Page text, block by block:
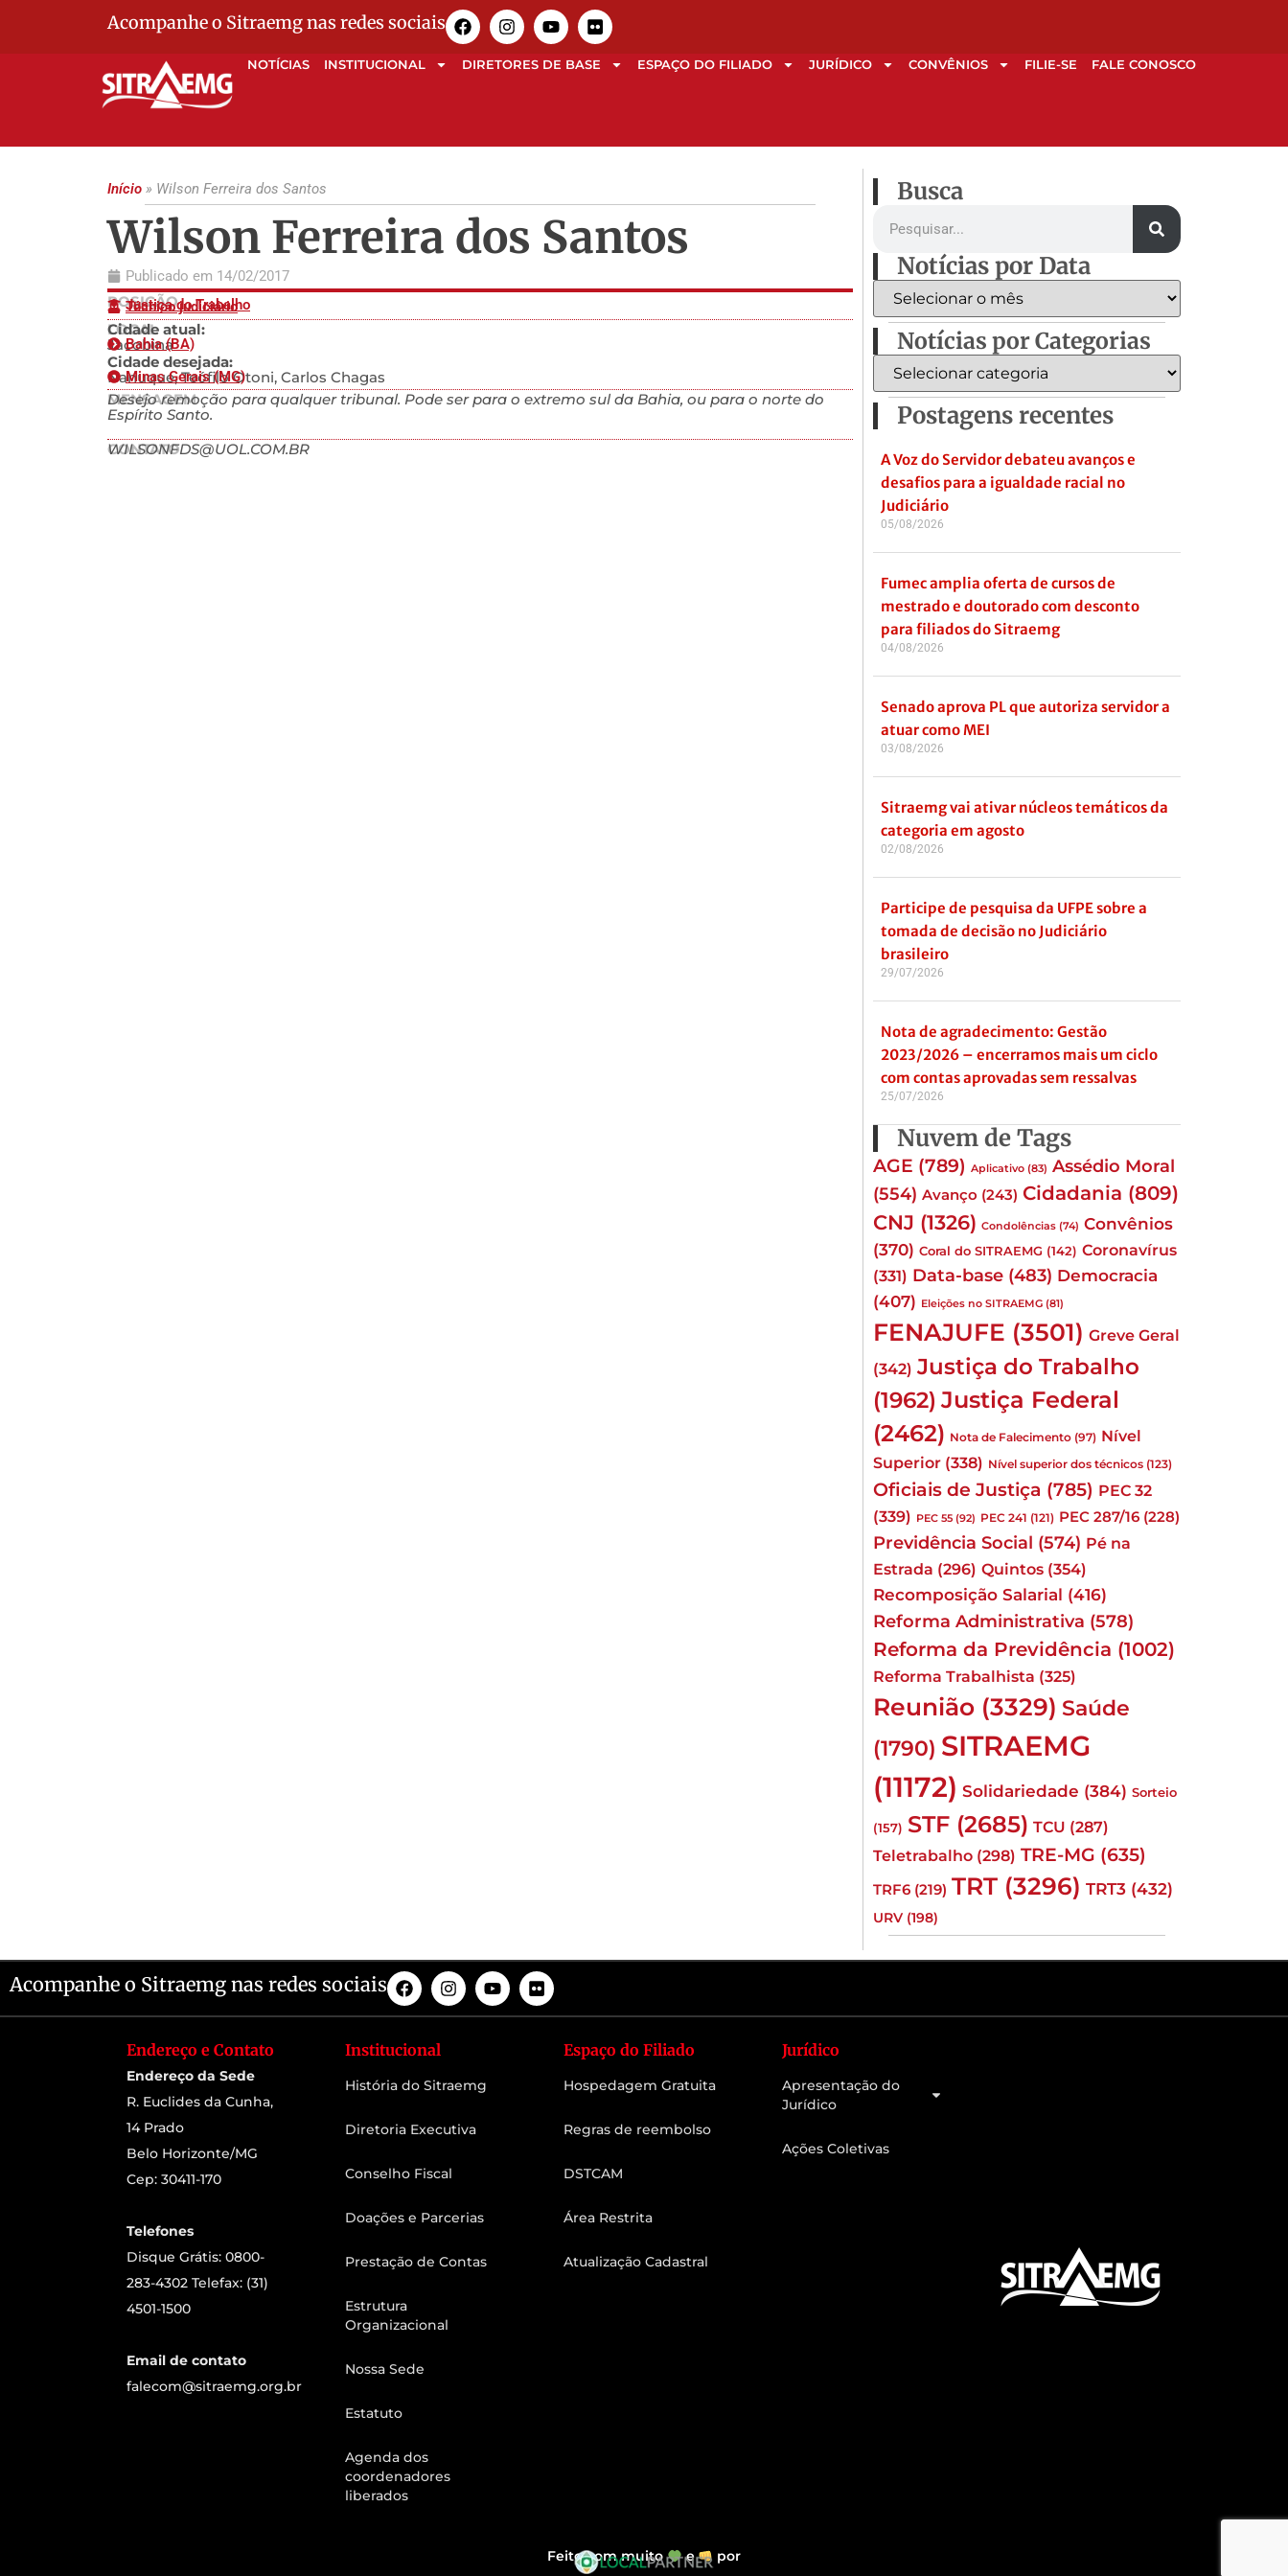
Acompanhe o Sitraemg nas redes sociais
NOTÍCIAS INSTITUCIONAL DIRETORES DE BASE ESPAÇO DO FILIADO JURÍDICO CONVÊNIOS FILIE-SE FALE CONOSCO
Início » Wilson Ferreira dos Santos
Wilson Ferreira dos Santos
Publicado em 14/02/2017
POSIÇÃO
Justiça do Trabalho
Técnico judiciário
LOCAL
Cidade atual:
Jacobina
Bahia (BA)
Cidade desejada:
Nanuque, Teófilo Otoni, Carlos Chagas
Minas Gerais (MG)
MENSAGEM
Desejo remoção para qualquer tribunal. Pode ser para o extremo sul da Bahia, ou para o norte do
Espírito Santo.
CONTATO
WILSONFDS@UOL.COM.BR
Busca
Notícias por Data
Notícias por Categorias
Postagens recentes
A Voz do Servidor debateu avanços e
desafios para a igualdade racial no
Judiciário
05/08/2026
Fumec amplia oferta de cursos de
mestrado e doutorado com desconto
para filiados do Sitraemg
04/08/2026
Senado aprova PL que autoriza servidor a
atuar como MEI
03/08/2026
Sitraemg vai ativar núcleos temáticos da
categoria em agosto
02/08/2026
Participe de pesquisa da UFPE sobre a
tomada de decisão no Judiciário
brasileiro
29/07/2026
Nota de agradecimento: Gestão
2023/2026 – encerramos mais um ciclo
com contas aprovadas sem ressalvas
25/07/2026
Nuvem de Tags
AGE (789) Aplicativo (83) Assédio Moral
(554) Avanço (243) Cidadania (809)
CNJ (1326) Condolências (74) Convênios
(370) Coral do SITRAEMG (142) Coronavírus
(331) Data-base (483) Democracia
(407) Eleições no SITRAEMG (81)
FENAJUFE (3501) Greve Geral
(342) Justiça do Trabalho
(1962) Justiça Federal
(2462) Nota de Falecimento (97) Nível
Superior (338) Nível superior dos técnicos (123)
Oficiais de Justiça (785) PEC 32
(339) PEC 55 (92) PEC 241 (121) PEC 287/16 (228)
Previdência Social (574) Pé na
Estrada (296) Quintos (354)
Recomposição Salarial (416)
Reforma Administrativa (578)
Reforma da Previdência (1002)
Reforma Trabalhista (325)
Reunião (3329) Saúde
(1790) SITRAEMG
(11172) Solidariedade (384) Sorteio
(157) STF (2685) TCU (287)
Teletrabalho (298) TRE-MG (635)
TRF6 (219) TRT (3296) TRT3 (432)
URV (198)
Acompanhe o Sitraemg nas redes sociais
Endereço e Contato
Endereço da Sede
R. Euclides da Cunha,
14 Prado
Belo Horizonte/MG
Cep: 30411-170
Telefones
Disque Grátis: 0800-
283-4302 Telefax: (31)
4501-1500
Email de contato
falecom@sitraemg.org.br
Institucional
História do Sitraemg
Diretoria Executiva
Conselho Fiscal
Doações e Parcerias
Prestação de Contas
Estrutura
Organizacional
Nossa Sede
Estatuto
Agenda dos
coordenadores
liberados
Espaço do Filiado
Hospedagem Gratuita
Regras de reembolso
DSTCAM
Área Restrita
Atualização Cadastral
Jurídico
Apresentação do
Jurídico
Ações Coletivas
Feito com muito e por